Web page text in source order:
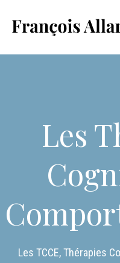
Les
Les TCCE, Thérapies